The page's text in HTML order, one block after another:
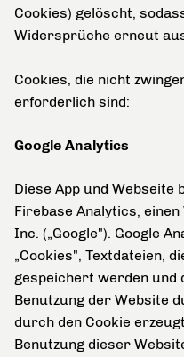
Cookies) gelöscht,
Widersprüche erneut
Cookies, die nicht
erforderlich sind:
Google Analytics
Diese App und Webseite
Firebase Analytics,
Inc. („Google"). Google
„Cookies", Textdateien,
gespeichert werden und
Benutzung der Website
durch den Cookie
Benutzung dieser